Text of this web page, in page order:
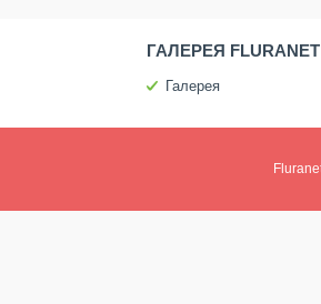
ГАЛЕРЕЯ FLURANET
Галерея